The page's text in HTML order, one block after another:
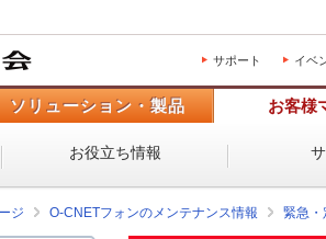
サポート イベ
ソリューション・製品 お客様
お役立ち情報
ジ O-CNETフォンのメンテナンス情報 緊急・